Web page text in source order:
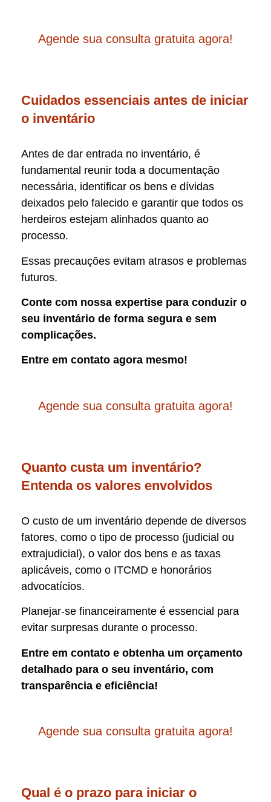
Agende sua consulta gratuita agora!
Cuidados essenciais antes de iniciar
o inventário
Antes de dar entrada no inventário, é
fundamental reunir toda a documentação
necessária, identificar os bens e dívidas
deixados pelo falecido e garantir que todos os
herdeiros estejam alinhados quanto ao
processo.
Essas precauções evitam atrasos e problemas
futuros.
Conte com nossa expertise para conduzir o
seu inventário de forma segura e sem
complicações.
Entre em contato agora mesmo!
Agende sua consulta gratuita agora!
Quanto custa um inventário?
Entenda os valores envolvidos
O custo de um inventário depende de diversos
fatores, como o tipo de processo (judicial ou
extrajudicial), o valor dos bens e as taxas
aplicáveis, como o ITCMD e honorários
advocatícios.
Planejar-se financeiramente é essencial para
evitar surpresas durante o processo.
Entre em contato e obtenha um orçamento
detalhado para o seu inventário, com
transparência e eficiência!
Agende sua consulta gratuita agora!
Qual é o prazo para iniciar o